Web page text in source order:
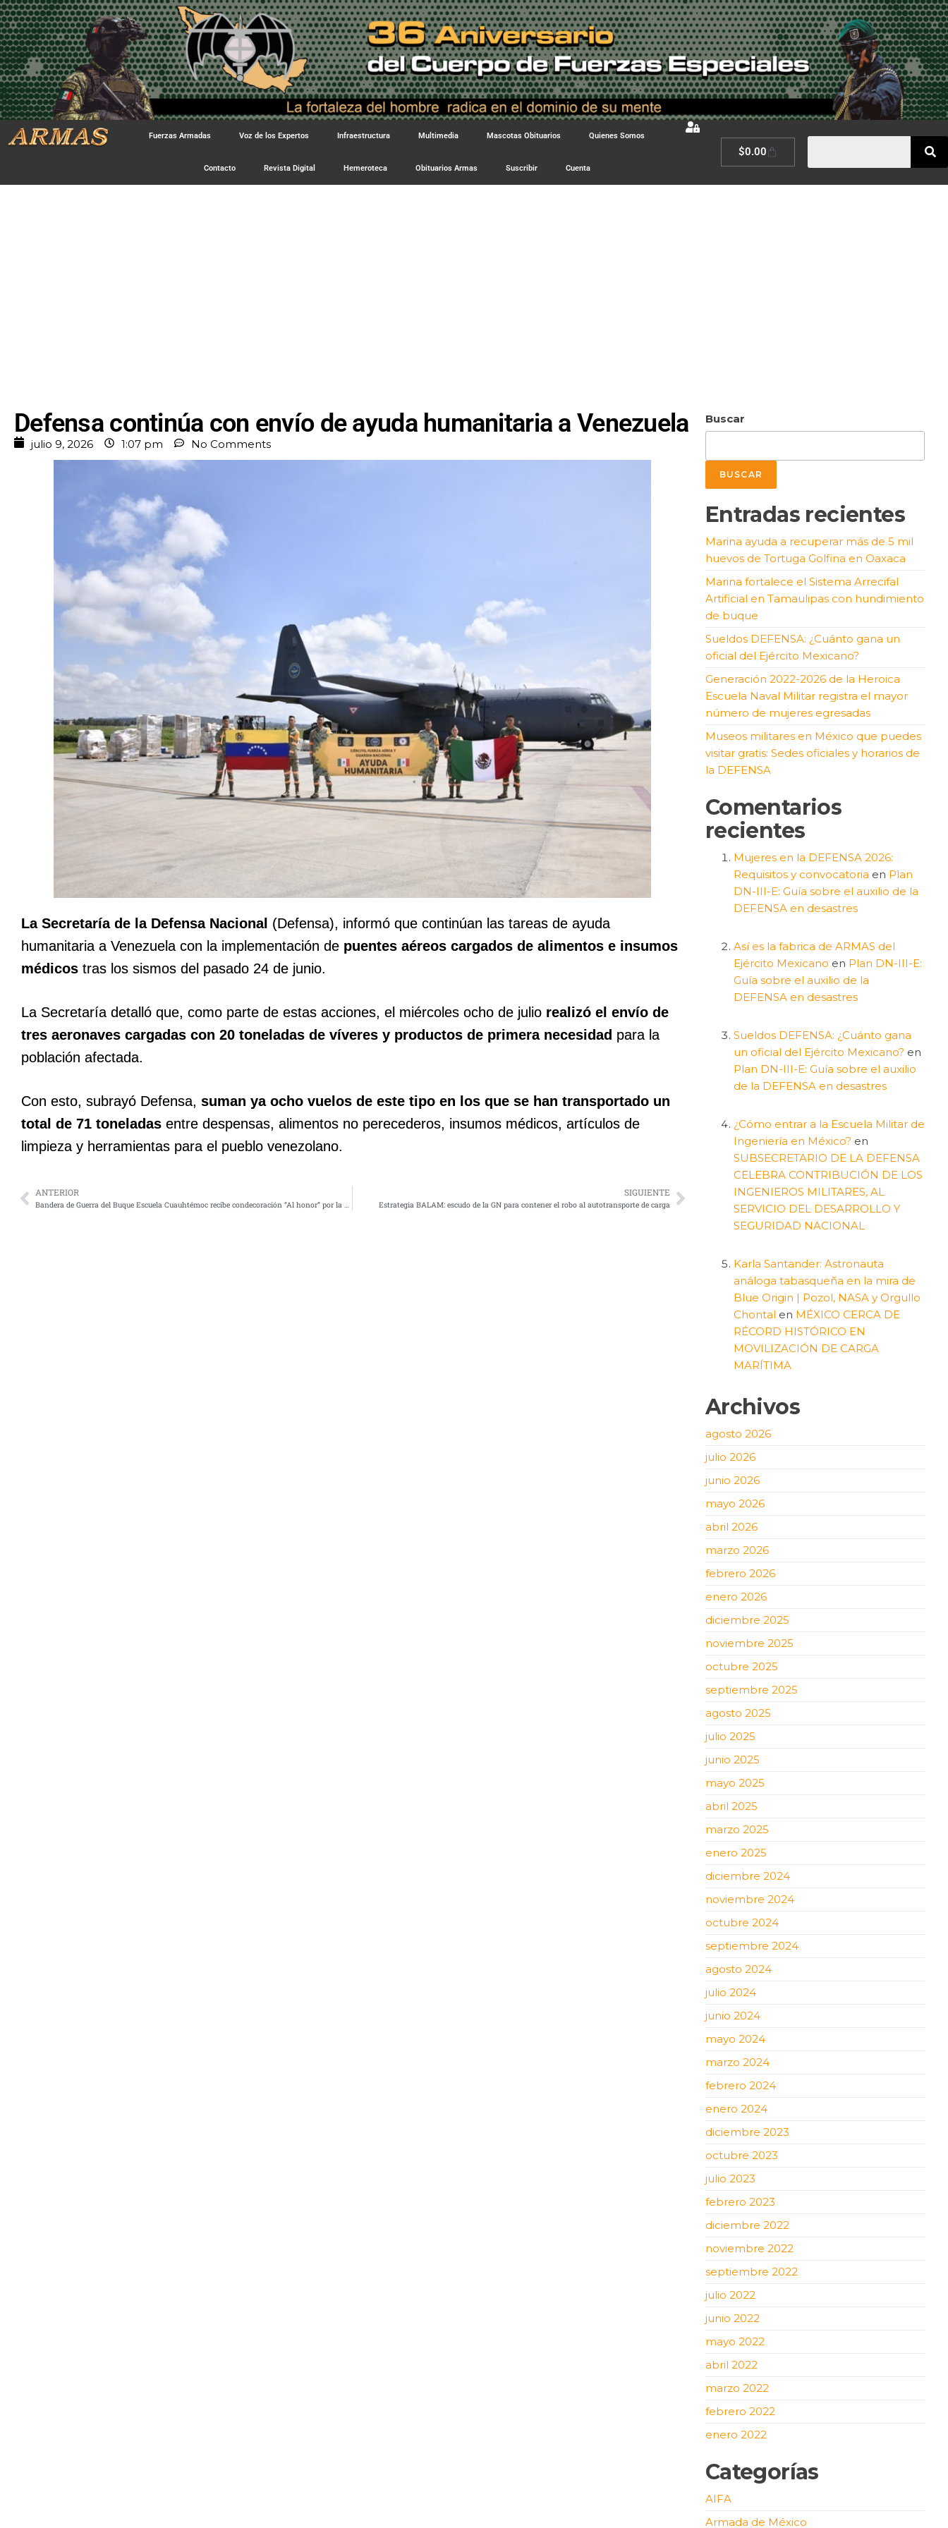
Fuerzas Armadas Voz de los Expertos Infraestructura Multimedia Mascotas Obituarios Quienes Somos
Contacto Revista Digital Hemeroteca Obituarios Armas Suscribir Cuenta
$0.00
Defensa continúa con envío de ayuda humanitaria a Venezuela
julio 9, 2026 1:07 pm No Comments
La Secretaría de la Defensa Nacional (Defensa), informó que continúan las tareas de ayuda
humanitaria a Venezuela con la implementación de puentes aéreos cargados de alimentos e insumos
médicos tras los sismos del pasado 24 de junio.
La Secretaría detalló que, como parte de estas acciones, el miércoles ocho de julio realizó el envío de
tres aeronaves cargadas con 20 toneladas de víveres y productos de primera necesidad para la
población afectada.
Con esto, subrayó Defensa, suman ya ocho vuelos de este tipo en los que se han transportado un
total de 71 toneladas entre despensas, alimentos no perecederos, insumos médicos, artículos de
limpieza y herramientas para el pueblo venezolano.
ANTERIOR
Bandera de Guerra del Buque Escuela Cuauhtémoc recibe condecoración “Al honor” por la Asociación de Agregados de Defensa en México
SIGUIENTE
Estrategia BALAM: escudo de la GN para contener el robo al autotransporte de carga
Buscar
BUSCAR
Entradas recientes
Marina ayuda a recuperar más de 5 mil
huevos de Tortuga Golfina en Oaxaca
Marina fortalece el Sistema Arrecifal
Artificial en Tamaulipas con hundimiento
de buque
Sueldos DEFENSA: ¿Cuánto gana un
oficial del Ejército Mexicano?
Generación 2022-2026 de la Heroica
Escuela Naval Militar registra el mayor
número de mujeres egresadas
Museos militares en México que puedes
visitar gratis: Sedes oficiales y horarios de
la DEFENSA
Comentarios
recientes
Mujeres en la DEFENSA 2026:
Requisitos y convocatoria en Plan
DN-III-E: Guía sobre el auxilio de la
DEFENSA en desastres
Así es la fabrica de ARMAS del
Ejército Mexicano en Plan DN-III-E:
Guía sobre el auxilio de la
DEFENSA en desastres
Sueldos DEFENSA: ¿Cuánto gana
un oficial del Ejército Mexicano? en
Plan DN-III-E: Guía sobre el auxilio
de la DEFENSA en desastres
¿Cómo entrar a la Escuela Militar de
Ingeniería en México? en
SUBSECRETARIO DE LA DEFENSA
CELEBRA CONTRIBUCIÓN DE LOS
INGENIEROS MILITARES, AL
SERVICIO DEL DESARROLLO Y
SEGURIDAD NACIONAL
Karla Santander: Astronauta
análoga tabasqueña en la mira de
Blue Origin | Pozol, NASA y Orgullo
Chontal en MÉXICO CERCA DE
RÉCORD HISTÓRICO EN
MOVILIZACIÓN DE CARGA
MARÍTIMA
Archivos
agosto 2026
julio 2026
junio 2026
mayo 2026
abril 2026
marzo 2026
febrero 2026
enero 2026
diciembre 2025
noviembre 2025
octubre 2025
septiembre 2025
agosto 2025
julio 2025
junio 2025
mayo 2025
abril 2025
marzo 2025
enero 2025
diciembre 2024
noviembre 2024
octubre 2024
septiembre 2024
agosto 2024
julio 2024
junio 2024
mayo 2024
marzo 2024
febrero 2024
enero 2024
diciembre 2023
octubre 2023
julio 2023
febrero 2023
diciembre 2022
noviembre 2022
septiembre 2022
julio 2022
junio 2022
mayo 2022
abril 2022
marzo 2022
febrero 2022
enero 2022
Categorías
AIFA
Armada de México